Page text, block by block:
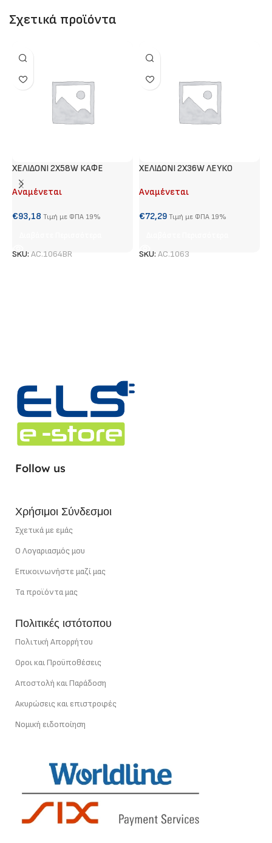
Σχετικά προϊόντα
ΧΕΛΙΔΟΝΙ 2X58W ΚΑΦΕ
Αναμένεται
€93,18 Τιμή με ΦΠΑ 19%
SKU: AC.1064BR
ΧΕΛΙΔΟΝΙ 2Χ36W ΛΕΥΚΟ
Αναμένεται
€72,29 Τιμή με ΦΠΑ 19%
SKU: AC.1063
Follow us
Χρήσιμοι Σύνδεσμοι
Σχετικά με εμάς
Ο Λογαριασμός μου
Επικοινωνήστε μαζί μας
Τα προϊόντα μας
Πολιτικές ιστότοπου
Πολιτική Απορρήτου
Οροι και Προϋποθέσεις
Αποστολή και Παράδοση
Ακυρώσεις και επιστροφές
Νομική ειδοποίηση